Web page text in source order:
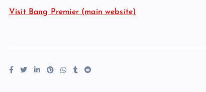
Visit Bang Premier (main website)